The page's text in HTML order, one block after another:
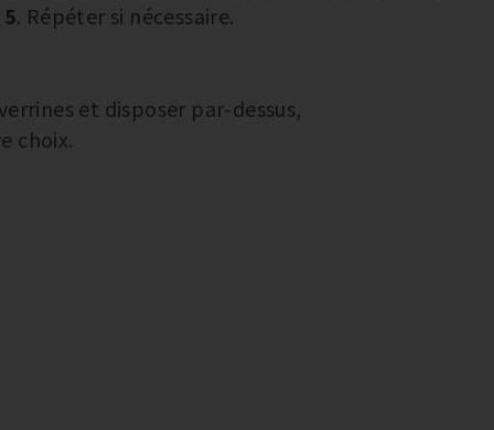
. Répéter si nécessaire.
et disposer par-dessus,
choix.